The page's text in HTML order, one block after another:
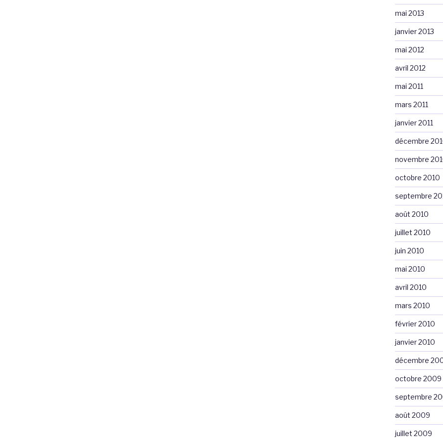
mai 2013
janvier 2013
mai 2012
avril 2012
mai 2011
mars 2011
janvier 2011
décembre
novembre
octobre 2010
septembre
août 2010
juillet 2010
juin 2010
mai 2010
avril 2010
mars 2010
février 2010
janvier 2010
décembre
octobre 2009
septembre
août 2009
juillet 2009